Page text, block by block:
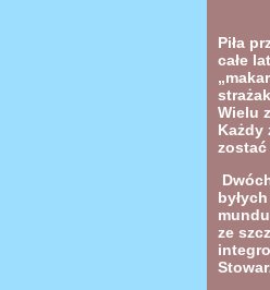
Piła
całe
Wielu
Każdy
zostać
ze